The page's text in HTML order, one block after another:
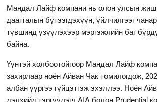
Мандал Лайф компани нь олон улсын
даатгалын бүтээгдэхүүн, үйлчилгээг
түвшинд үзүүлэхээр мэргэжлийн баг
байна.
Үүнтэй холбоотойгоор Мандал Лайф
захирлаар ноён Айван Чак томилогдож,
албан үүргээ гүйцэтгэж эхэллээ. Ноён
дэлхийд тэргүүлэгч AIA болон Prudential